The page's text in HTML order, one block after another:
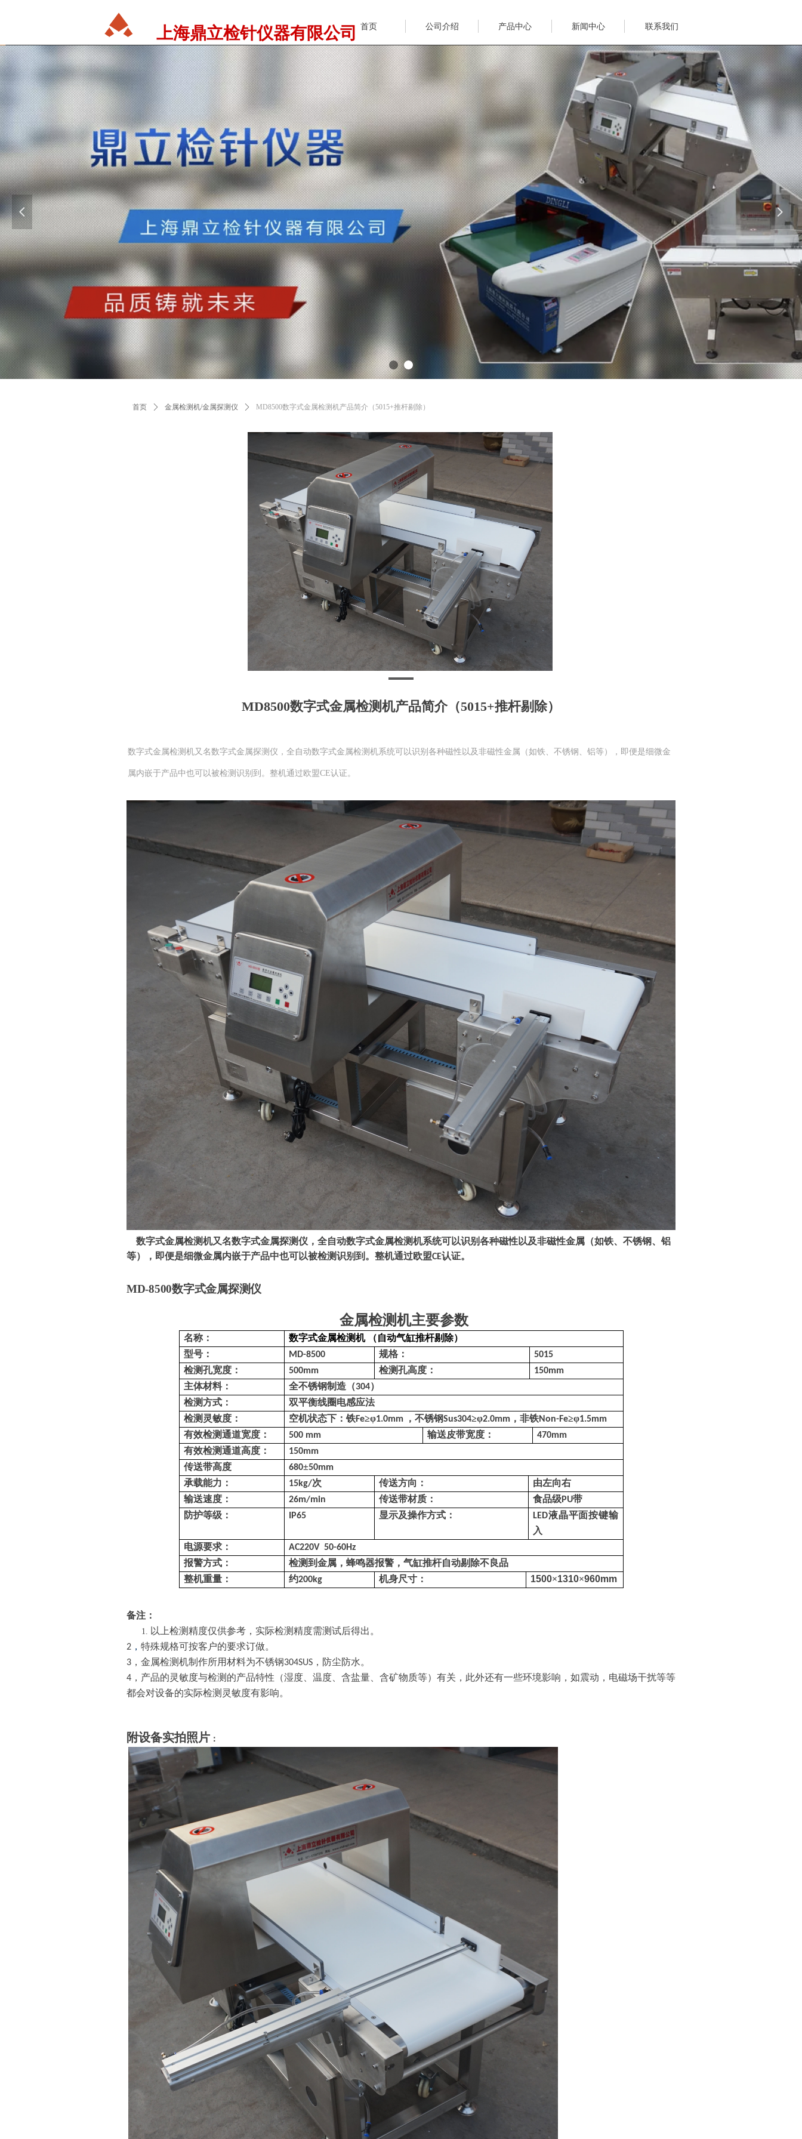
首页 公司介绍 产品中心 新闻中心 联系我们
넳 넲
上海鼎立检针仪器有限公司
首页 ꄲ 金属检测机/金属探测仪 ꄲ MD8500数字式金属检测机产品简介（5015+推杆剔除）
MD8500数字式金属检测机产品简介（5015+推杆剔除）
数字式金属检测机又名数字式金属探测仪，全自动数字式金属检测机系统可以识别各种磁性以及非磁性金属（如铁、不锈钢、铝等），即便是细微金
属内嵌于产品中也可以被检测识别到。整机通过欧盟CE认证。
数字式金属检测机又名数字式金属探测仪，全自动数字式金属检测机系统可以识别各种磁性以及非磁性金属（如铁、不锈钢、铝
等），即便是细微金属内嵌于产品中也可以被检测识别到。整机通过欧盟CE认证。
MD-8500数字式金属探测仪
金属检测机主要参数
名称： 数字式金属检测机
（自动气缸推杆剔除）
型号： MD-8500 规格： 5015
检测孔宽度： 500mm 检测孔高度： 150mm
主体材料： 全不锈钢制造（304）
检测方式：
双平衡线圈电感应法
检测灵敏度： 空机状态下： 铁Fe≥φ1.0mm ，不锈钢Sus304≥φ2.0mm，非铁Non-Fe≥φ1.5mm
有效检测通道宽度： 500 mm 输送皮带宽度： 470mm
有效检测通道高度： 150mm
传送带高度 680±50mm
承载能力 ： 15kg/次 传送方向 ： 由左向右
输送速度： 26m/min 传送带材质： 食品级PU带
防护等级： IP65 显示及操作方式： LED液晶平面按键输
入
电源要求： AC220V 50-60Hz
报警方式： 检测到金属， 蜂鸣器报警， 气缸推杆自动剔除不良品
整机重量： 约200kg 机身尺寸： 1500×1310×960mm
备注：
以上检测精度仅供参考，实际检测精度需测试后得出。
2 ， 特殊规格可按客户的要求订做。
3 ，金属检测机制作所用材料为不锈钢304SUS ，防尘防水。
4 ，产品的灵敏度与检测的产品特性（湿度、温度 含盐量、 含矿物质等）有关，此外还有一些环境影响，如震动，电磁场干扰等等
都会对设备的实际检测灵敏度有影响。
附设备实拍照片 ：